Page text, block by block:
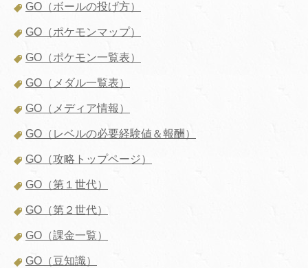
GO（ボールの投げ方）
GO（ポケモンマップ）
GO（ポケモン一覧表）
GO（メダル一覧表）
GO（メディア情報）
GO（レベルの必要経験値＆報酬）
GO（攻略トップページ）
GO（第１世代）
GO（第２世代）
GO（課金一覧）
GO（豆知識）